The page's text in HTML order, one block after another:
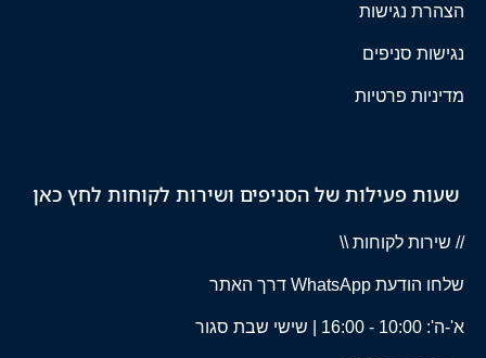
הצהרת נגישות
נגישות סניפים
מדיניות פרטיות
שעות פעילות של הסניפים ושירות לקוחות לחץ כאן
// שירות לקוחות \\
שלחו הודעת WhatsApp דרך האתר
א'-ה': 10:00 - 16:00 | שישי שבת סגור